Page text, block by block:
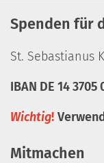
Spenden für
St. Sebastianus
IBAN DE 14 3705
Wichtig!
Mitmachen